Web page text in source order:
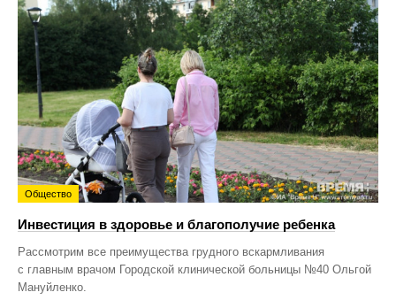
Общество
Инвестиция в здоровье и благополучие ребенка
Рассмотрим все преимущества грудного вскармливания
с главным врачом Городской клинической больницы №40 Ольгой
Мануйленко.